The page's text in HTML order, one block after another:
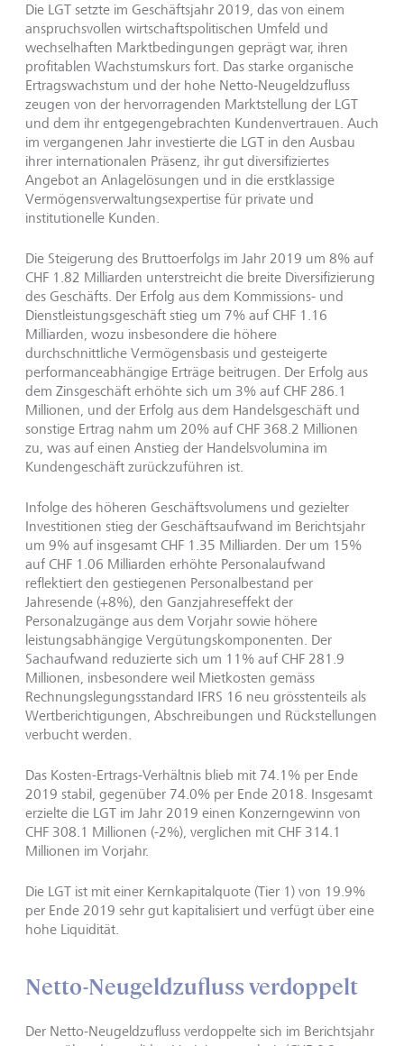
Die LGT setzte im Geschäftsjahr 2019, das von einem
anspruchsvollen wirtschaftspolitischen Umfeld und
wechselhaften Marktbedingungen geprägt war, ihren
profitablen Wachstumskurs fort. Das starke organische
Ertragswachstum und der hohe Netto-Neugeldzufluss
zeugen von der hervorragenden Marktstellung der LGT
und dem ihr entgegengebrachten Kundenvertrauen. Auch
im vergangenen Jahr investierte die LGT in den Ausbau
ihrer internationalen Präsenz, ihr gut diversifiziertes
Angebot an Anlagelösungen und in die erstklassige
Vermögensverwaltungsexpertise für private und
institutionelle Kunden.
Die Steigerung des Bruttoerfolgs im Jahr 2019 um 8% auf
CHF 1.82 Milliarden unterstreicht die breite Diversifizierung
des Geschäfts. Der Erfolg aus dem Kommissions- und
Dienstleistungsgeschäft stieg um 7% auf CHF 1.16
Milliarden, wozu insbesondere die höhere
durchschnittliche Vermögensbasis und gesteigerte
performanceabhängige Erträge beitrugen. Der Erfolg aus
dem Zinsgeschäft erhöhte sich um 3% auf CHF 286.1
Millionen, und der Erfolg aus dem Handelsgeschäft und
sonstige Ertrag nahm um 20% auf CHF 368.2 Millionen
zu, was auf einen Anstieg der Handelsvolumina im
Kundengeschäft zurückzuführen ist.
Infolge des höheren Geschäftsvolumens und gezielter
Investitionen stieg der Geschäftsaufwand im Berichtsjahr
um 9% auf insgesamt CHF 1.35 Milliarden. Der um 15%
auf CHF 1.06 Milliarden erhöhte Personalaufwand
reflektiert den gestiegenen Personalbestand per
Jahresende (+8%), den Ganzjahreseffekt der
Personalzugänge aus dem Vorjahr sowie höhere
leistungsabhängige Vergütungskomponenten. Der
Sachaufwand reduzierte sich um 11% auf CHF 281.9
Millionen, insbesondere weil Mietkosten gemäss
Rechnungslegungsstandard IFRS 16 neu grösstenteils als
Wertberichtigungen, Abschreibungen und Rückstellungen
verbucht werden.
Das Kosten-Ertrags-Verhältnis blieb mit 74.1% per Ende
2019 stabil, gegenüber 74.0% per Ende 2018. Insgesamt
erzielte die LGT im Jahr 2019 einen Konzerngewinn von
CHF 308.1 Millionen (-2%), verglichen mit CHF 314.1
Millionen im Vorjahr.
Die LGT ist mit einer Kernkapitalquote (Tier 1) von 19.9%
per Ende 2019 sehr gut kapitalisiert und verfügt über eine
hohe Liquidität.
Netto-Neugeldzufluss verdoppelt
Der Netto-Neugeldzufluss verdoppelte sich im Berichtsjahr